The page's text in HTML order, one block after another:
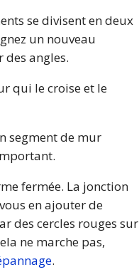
se divisent en deux
un nouveau
des angles.
qui le croise et le
segment de mur
fermée. La jonction
en ajouter de
des cercles rouges sur
ne marche pas,
.